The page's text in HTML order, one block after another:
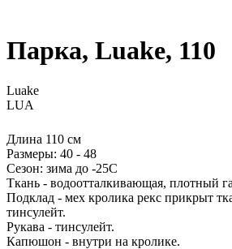
Парка, Luake, 110
Luake
LUA
Длина 110 см
Размеры: 40 - 48
Сезон: зима до -25С
Ткань - водоотталкивающая, плотный
Подклад - мех кролика рекс прикрыт
тинсулейт.
Рукава - тинсулейт.
Капюшон - внутри на кролике.